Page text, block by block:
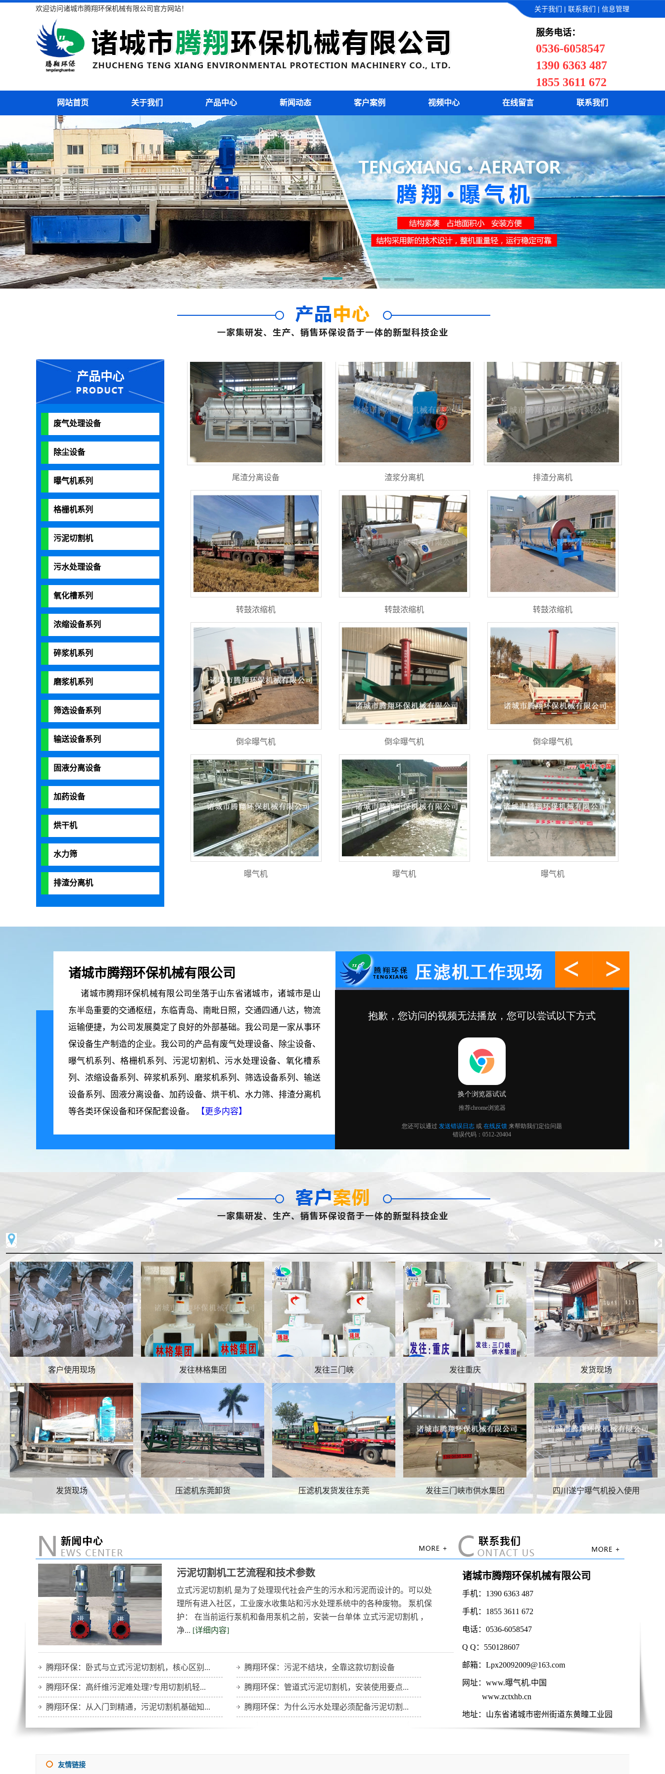
欢迎访问诸城市腾翔环保机械有限公司官方网站！ 关于我们 | 联系我们 | 信息管理
服务电话：
0536-6058547
1390 6363 487
1855 3611 672
网站首页 关于我们 产品中心 新闻动态 客户案例 视频中心 在线留言 联系我们
产品中心
废气处理设备
除尘设备
曝气机系列
格栅机系列
污泥切割机
污水处理设备
氧化槽系列
浓缩设备系列
碎浆机系列
磨浆机系列
筛选设备系列
输送设备系列
固液分离设备
加药设备
烘干机
水力筛
排渣分离机
污泥切割机 污泥切割机 污泥切割机
污泥切割机 污泥切割机 污泥切割机
污泥切割机 污泥切割机
尾渣分离设备 渣浆分离机 排渣分离机
转鼓浓缩机 转鼓浓缩机 转鼓浓缩机
倒伞曝气机 倒伞曝气机 倒伞曝气机
曝气机 曝气机 曝气机
污泥切割机 污泥切割机
污泥切割机
污泥切割机 污泥切割机 污泥切割机
污泥切割机 污泥切割机
排渣分离机
诸城市腾翔环保机械有限公司
诸城市腾翔环保机械有限公司坐落于山东省诸城市，诸城市是山
东半岛重要的交通枢纽，东临青岛、南毗日照，交通四通八达，物流
运输便捷，为公司发展奠定了良好的外部基础。我公司是一家从事环
保设备生产制造的企业。我公司的产品有废气处理设备、除尘设备、
曝气机系列、格栅机系列、污泥切割机、污水处理设备、氧化槽系
列、浓缩设备系列、碎浆机系列、磨浆机系列、筛选设备系列、输送
设备系列、固液分离设备、加药设备、烘干机、水力筛、排渣分离机
等各类环保设备和环保配套设备。
【更多内容】
客户使用现场 发往林格集团 发往三门峡 发往重庆 发货现场
发货现场 压滤机东莞卸货 压滤机发货发往东莞 发往三门峡市供水集团 四川遂宁曝气机投入使用
污泥切割机工艺流程和技术参数
立式污泥切割机 是为了处理现代社会产生的污水和污泥而设计的。可以处
理所有进入社区，工业废水收集站和污水处理系统中的各种废物。 泵机保
护： 在当前运行泵机和备用泵机之前，安装一台单体 立式污泥切割机 ，
净... [详细内容]
腾翔环保：卧式与立式污泥切割机，核心区别... 腾翔环保：污泥不结块，全靠这款切割设备
腾翔环保：高纤维污泥难处理?专用切割机轻... 腾翔环保：管道式污泥切割机，安装使用要点...
腾翔环保：从入门到精通，污泥切割机基础知... 腾翔环保：为什么污水处理必须配备污泥切割...
诸城市腾翔环保机械有限公司
手机：1390 6363 487
手机：1855 3611 672
电话：0536-6058547
Q Q：550128607
邮箱：Lpx20092009@163.com
网址：www.曝气机.中国
www.zctxhb.cn
地址：山东省诸城市密州街道东黄疃工业园
友情链接